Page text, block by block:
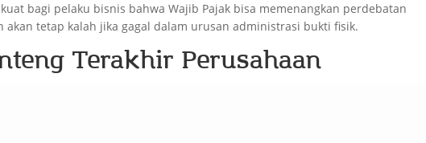
bagi pelaku bisnis bahwa Wajib Pajak bisa memenangkan perdebatan
tetap kalah jika gagal dalam urusan administrasi bukti fisik.
Terakhir Perusahaan